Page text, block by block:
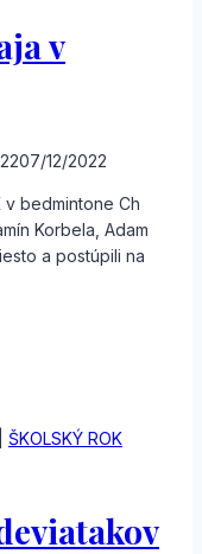
v
07/12/2022
v bedmintone Ch
Korbela, Adam
a postúpili na
ŠKOLSKÝ ROK